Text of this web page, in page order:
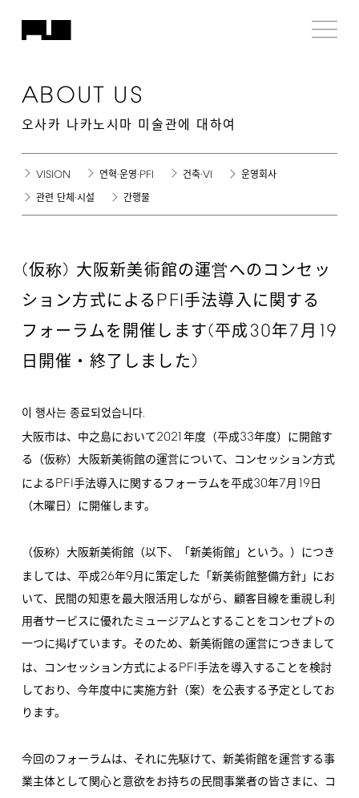
ABOUT US
오사카 나카노시마 미술관에 대하여
VISION 연혁·운영·PFI 건축·VI 운영회사
관련 단체·시설 간행물
(仮称) 大阪新美術館の運営へのコンセッ
ション方式による PFI手法導入に関する
フォーラムを開催します(平成 30年7月 19
日開催・終了しました)
이 행사는 종료되었습니다.
大阪市は、中之島において2021年度（平成33年度）に開館す
る（仮称）大阪新美術館の運営について、コンセッション方式
によるPFI手法導入に関するフォーラムを平成30年7月 19日
（木曜日）に開催します。
（仮称）大阪新美術館（以下、「新美術館」という。）につき
ましては、平成26年9月に策定した「新美術館整備方針」にお
いて、民間の知恵を最大限活用しながら、顧客目線を重視し利
用者サービスに優れたミュージアムとすることをコンセプトの
一つに掲げています。そのため、新美術館の運営につきまして
は、コンセッション方式によるPFI手法を導入することを検討
しており、今年度中に実施方針（案）を公表する予定としてお
ります。
今回のフォーラムは、それに先駆けて、新美術館を運営する事
業主体として関心と意欲をお持ちの民間事業者の皆さまに、コ